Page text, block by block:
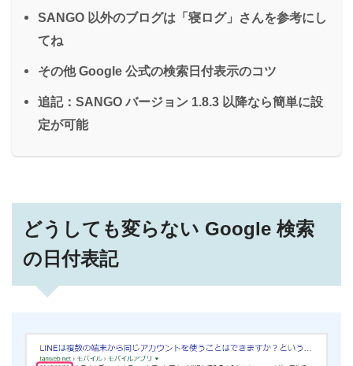
SANGO 以外のブログは「寝ログ」さんを参考にし
てね
その他 Google 公式の検索日付表示のコツ
追記：SANGO バージョン 1.8.3 以降なら簡単に設
定が可能
どうしても変らない Google 検索
の日付表記